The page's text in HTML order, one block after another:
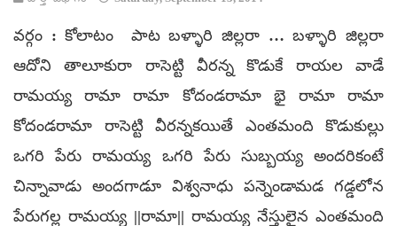
వర్గం : కోలాటం పాట బళ్ళారి జిల్లరా … బళ్ళారి జిల్లరా
ఆదోని తాలూకురా రాసెట్టి వీరన్న కొడుకే రాయల వాడే
రామయ్య రామా రామా కోదండరామా భై రామా రామా
కోదండరామా రాసెట్టి వీరన్నకయితే ఎంతమంది కొడుకుల్లు
ఒగరి పేరు రామయ్య ఒగరి పేరు సుబ్బయ్య అందరికంటే
చిన్నావాడు అందగాడూ విశ్వనాధు పన్నెండామడ గడ్డలోన
పేరుగల్ల రామయ్య ||రామా|| రామయ్య నేస్తులైన ఎంతమంది